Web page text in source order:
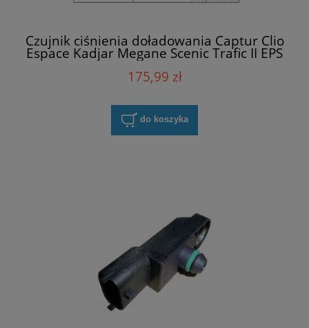
Czujnik ciśnienia doładowania Captur Clio
Espace Kadjar Megane Scenic Trafic II EPS
1.993.121
175,99 zł
do koszyka